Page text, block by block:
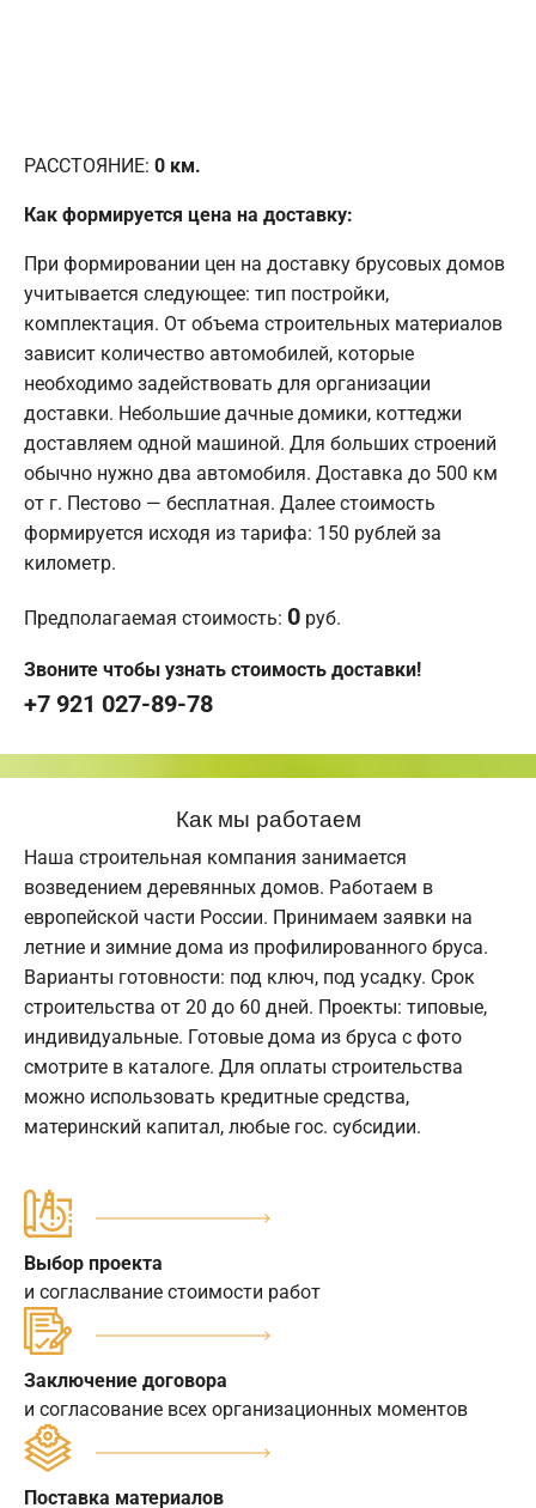
РАССТОЯНИЕ: 0 км.
Как формируется цена на доставку:
При формировании цен на доставку брусовых домов
учитывается следующее: тип постройки,
комплектация. От объема строительных материалов
зависит количество автомобилей, которые
необходимо задействовать для организации
доставки. Небольшие дачные домики, коттеджи
доставляем одной машиной. Для больших строений
обычно нужно два автомобиля. Доставка до 500 км
от г. Пестово — бесплатная. Далее стоимость
формируется исходя из тарифа: 150 рублей за
километр.
Предполагаемая стоимость: 0 руб.
Звоните чтобы узнать стоимость доставки!
+7 921 027-89-78
Как мы работаем
Наша строительная компания занимается
возведением деревянных домов. Работаем в
европейской части России. Принимаем заявки на
летние и зимние дома из профилированного бруса.
Варианты готовности: под ключ, под усадку. Срок
строительства от 20 до 60 дней. Проекты: типовые,
индивидуальные. Готовые дома из бруса с фото
смотрите в каталоге. Для оплаты строительства
можно использовать кредитные средства,
материнский капитал, любые гос. субсидии.
Выбор проекта
и согласлвание стоимости работ
Заключение договора
и согласование всех организационных моментов
Поставка материалов